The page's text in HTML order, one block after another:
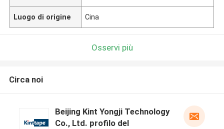
Luogo di origine Cina
Osservi più
Circa noi
Beijing Kint Yongji Technology
Co., Ltd. profilo del